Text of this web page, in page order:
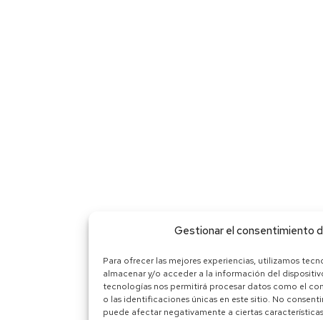
Gestionar el consentimiento
Para ofrecer las mejores experiencias, utilizamos
almacenar y/o acceder a la información del
tecnologías nos permitirá procesar datos como el
o las identificaciones únicas en este sitio. No
puede afectar negativamente a ciertas